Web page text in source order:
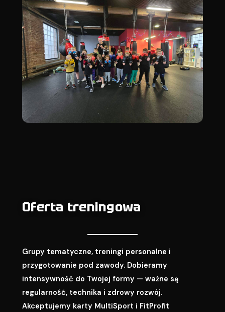
Oferta treningowa
Grupy tematyczne, treningi personalne i
przygotowanie pod zawody. Dobieramy
intensywność do Twojej formy — ważne są
regularność, technika i zdrowy rozwój.
Akceptujemy karty MultiSport i FitProfit